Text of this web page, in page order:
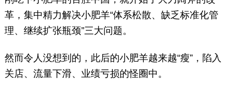
革，集中精力解决小肥羊“体系松散、缺乏标准化管
理、继续扩张瓶颈”三大问题。
然而令人没想到的，此后的小肥羊越来越“瘦”，陷入
关店、流量下滑、业绩亏损的怪圈中。